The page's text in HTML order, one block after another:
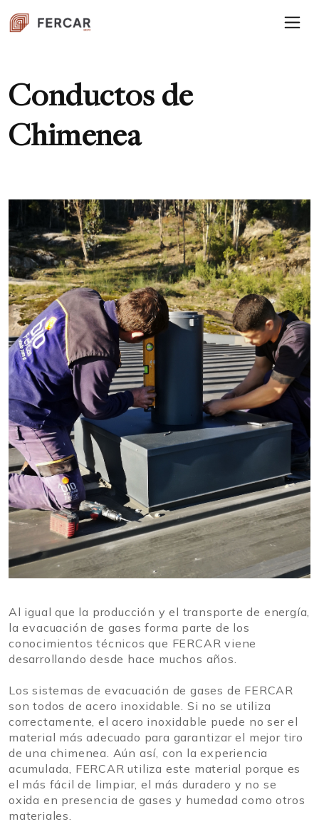
Conductos de
Chimenea
Al igual que la producción y el transporte de energía,
la evacuación de gases forma parte de los
conocimientos técnicos que FERCAR viene
desarrollando desde hace muchos años.
Los sistemas de evacuación de gases de FERCAR
son todos de acero inoxidable. Si no se utiliza
correctamente, el acero inoxidable puede no ser el
material más adecuado para garantizar el mejor tiro
de una chimenea. Aún así, con la experiencia
acumulada, FERCAR utiliza este material porque es
el más fácil de limpiar, el más duradero y no se
oxida en presencia de gases y humedad como otros
materiales.